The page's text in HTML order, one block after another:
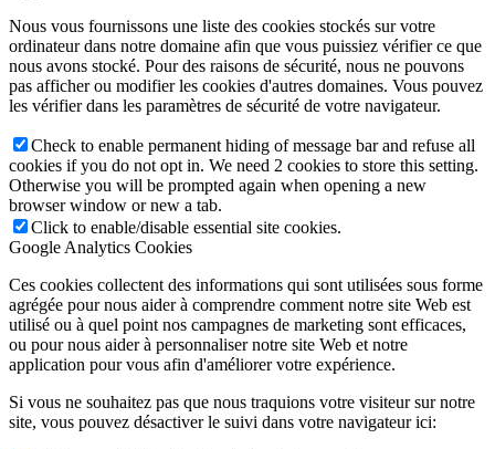
Nous vous fournissons une liste des cookies stockés sur votre
ordinateur dans notre domaine afin que vous puissiez vérifier ce que
nous avons stocké. Pour des raisons de sécurité, nous ne pouvons
pas afficher ou modifier les cookies d'autres domaines. Vous pouvez
les vérifier dans les paramètres de sécurité de votre navigateur.
Check to enable permanent hiding of message bar and refuse all
cookies if you do not opt in. We need 2 cookies to store this setting.
Otherwise you will be prompted again when opening a new
browser window or new a tab.
Click to enable/disable essential site cookies.
Google Analytics Cookies
Ces cookies collectent des informations qui sont utilisées sous forme
agrégée pour nous aider à comprendre comment notre site Web est
utilisé ou à quel point nos campagnes de marketing sont efficaces,
ou pour nous aider à personnaliser notre site Web et notre
application pour vous afin d'améliorer votre expérience.
Si vous ne souhaitez pas que nous traquions votre visiteur sur notre
site, vous pouvez désactiver le suivi dans votre navigateur ici: